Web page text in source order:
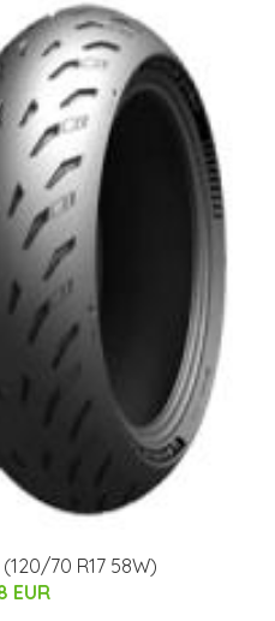
70 R17 58W)
EUR